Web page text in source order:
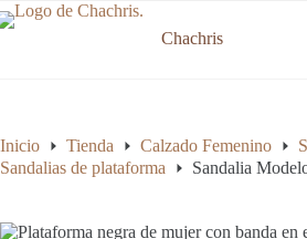
Saltar
al
Chachris
Inicio Tienda Calzado Femenino
Sandalias de plataforma
Sandalia